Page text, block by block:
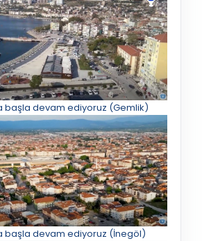
başla devam ediyoruz (Gemlik)
başla devam ediyoruz (İnegöl)